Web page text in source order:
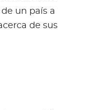
un país a
de sus